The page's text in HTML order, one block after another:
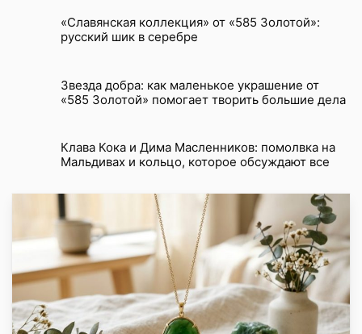
«Славянская коллекция» от «585 Золотой»:
русский шик в серебре
Звезда добра: как маленькое украшение от
«585 Золотой» помогает творить большие дела
Клава Кока и Дима Масленников: помолвка на
Мальдивах и кольцо, которое обсуждают все